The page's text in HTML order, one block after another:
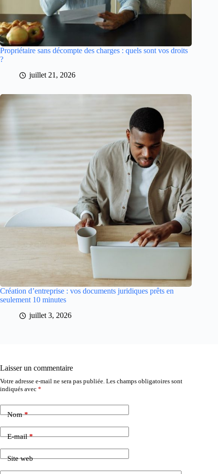
Propriétaire sans décompte des charges : quels sont vos droits
?
juillet 21, 2026
Création d’entreprise : vos documents juridiques prêts en
seulement 10 minutes
juillet 3, 2026
Laisser un commentaire
Votre adresse e-mail ne sera pas publiée. Les champs obligatoires sont
indiqués avec *
Nom*
E-mail*
Site web